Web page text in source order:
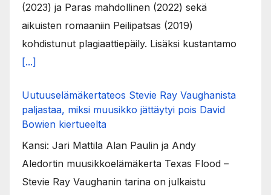
(2023) ja Paras mahdollinen (2022) sekä
aikuisten romaaniin Peilipatsas (2019)
kohdistunut plagiaattiepäily. Lisäksi kustantamo
[...]
Uutuuselämäkertateos Stevie Ray Vaughanista
paljastaa, miksi muusikko jättäytyi pois David
Bowien kiertueelta
Kansi: Jari Mattila Alan Paulin ja Andy
Aledortin muusikkoelämäkerta Texas Flood –
Stevie Ray Vaughanin tarina on julkaistu